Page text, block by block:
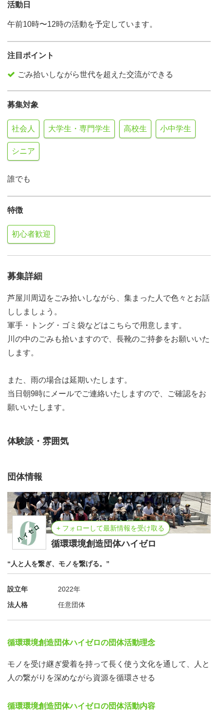
活動日
午前10時〜12時の活動を予定しています。
注目ポイント
ごみ拾いしながら世代を超えた交流ができる
募集対象
社会人 大学生・専門学生 高校生 小中学生
シニア
誰でも
特徴
初心者歓迎
募集詳細
芦屋川周辺をごみ拾いしながら、集まった人で色々とお話
ししましょう。
軍手・トング・ゴミ袋などはこちらで用意します。
川の中のごみも拾いますので、長靴のご持参をお願いいた
します。
また、雨の場合は延期いたします。
当日朝9時にメールでご連絡いたしますので、ご確認をお
願いいたします。
体験談・雰囲気
団体情報
+ フォローして最新情報を受け取る
循環環境創造団体ハイゼロ
“人と人を繋ぎ、モノを繋げる。”
設立年
2022年
法人格
任意団体
循環環境創造団体ハイゼロの団体活動理念
モノを受け継ぎ愛着を持って長く使う文化を通して、人と
人の繋がりを深めながら資源を循環させる
循環環境創造団体ハイゼロの団体活動内容